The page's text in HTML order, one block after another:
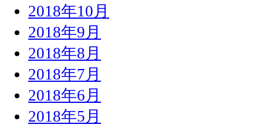
2018年10月
2018年9月
2018年8月
2018年7月
2018年6月
2018年5月